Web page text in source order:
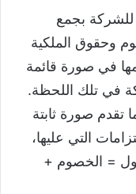
للشركة بجمع
وحقوق الملكية
في صورة قائمة
في تلك اللحظة.
تقدم صورة ثابتة
التي عليها،
= الخصوم +